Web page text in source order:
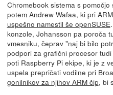
Chromebook sistema s
potem Andrew Wafaa, ki pri
uspešno namestil še openSUSE
konzole, Johansson pa poroča
vmesniku, čeprav "naj bi bilo
podpori za grafični procesor
poti Raspberry Pi ekipe, ki je z
uspela prepričati vodilne pri
gonilnikov za njihov ARM čip, bi